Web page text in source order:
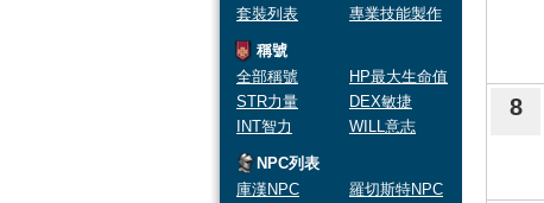
套裝列表
專業技能製作
稱號
全部稱號
HP最大生命值
STR力量
DEX敏捷
INT智力
WILL意志
NPC列表
庫漢NPC
羅切斯特NPC
8